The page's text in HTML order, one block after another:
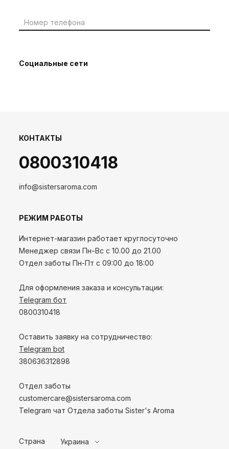
Социальные сети
КОНТАКТЫ
0800310418
info@sistersaroma.com
РЕЖИМ РАБОТЫ
Интернет-магазин работает круглосуточно
Менеджер связи Пн-Вс с 10.00 до 21.00
Отдел заботы Пн-Пт с 09:00 до 18:00
Для оформления заказа и консультации:
Telegram бот
0800310418
Оставить заявку на сотрудничество:
Telegram bot
380636312898
Отдел заботы
customercare@sistersaroma.com
Telegram чат Отдела заботы Sister's Aroma
Страна Украина